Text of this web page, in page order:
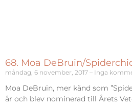
68. Moa DeBruin/
måndag, 6 november, 2017 Inga
Moa DeBruin, mer känd som
år och blev nominerad till Årets